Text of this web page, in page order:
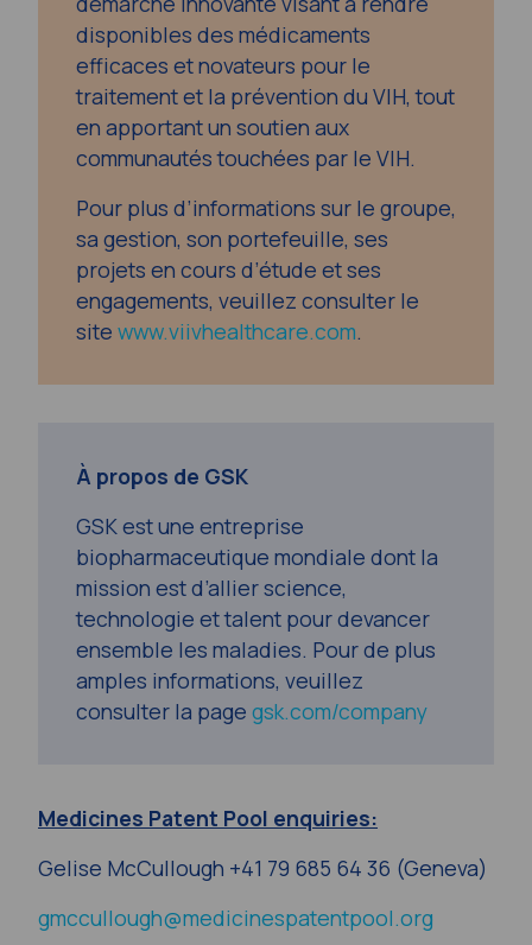
disponibles des médicaments
efficaces et novateurs pour le
traitement et la prévention du VIH, tout
en apportant un soutien aux
communautés touchées par le VIH.
Pour plus d’informations sur le groupe,
sa gestion, son portefeuille, ses
projets en cours d’étude et ses
engagements, veuillez consulter le
site www.viivhealthcare.com.
À propos de GSK
GSK est une entreprise
biopharmaceutique mondiale dont la
mission est d’allier science,
technologie et talent pour devancer
ensemble les maladies. Pour de plus
amples informations, veuillez
consulter la page gsk.com/company
Medicines Patent Pool enquiries:
Gelise McCullough +41 79 685 64 36 (Geneva)
gmccullough@medicinespatentpool.org